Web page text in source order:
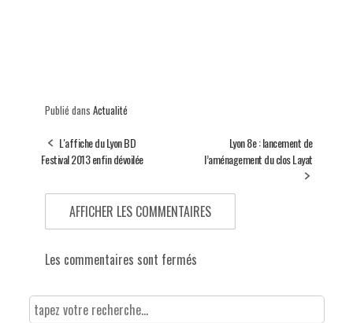
Publié dans Actualité
L'affiche du Lyon BD
Festival 2013 enfin dévoilée
Lyon 8e : lancement de
l’aménagement du clos Layat
AFFICHER LES COMMENTAIRES
Les commentaires sont fermés